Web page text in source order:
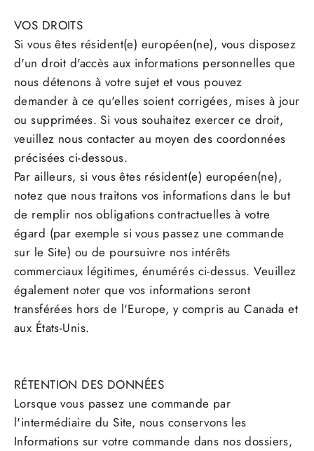
VOS DROITS
Si vous êtes résident(e) européen(ne), vous disposez
d'un droit d'accès aux informations personnelles que
nous détenons à votre sujet et vous pouvez
demander à ce qu'elles soient corrigées, mises à jour
ou supprimées. Si vous souhaitez exercer ce droit,
veuillez nous contacter au moyen des coordonnées
précisées ci-dessous.
Par ailleurs, si vous êtes résident(e) européen(ne),
notez que nous traitons vos informations dans le but
de remplir nos obligations contractuelles à votre
égard (par exemple si vous passez une commande
sur le Site) ou de poursuivre nos intérêts
commerciaux légitimes, énumérés ci-dessus. Veuillez
également noter que vos informations seront
transférées hors de l'Europe, y compris au Canada et
aux États-Unis.
RÉTENTION DES DONNÉES
Lorsque vous passez une commande par
l'intermédiaire du Site, nous conservons les
Informations sur votre commande dans nos dossiers,